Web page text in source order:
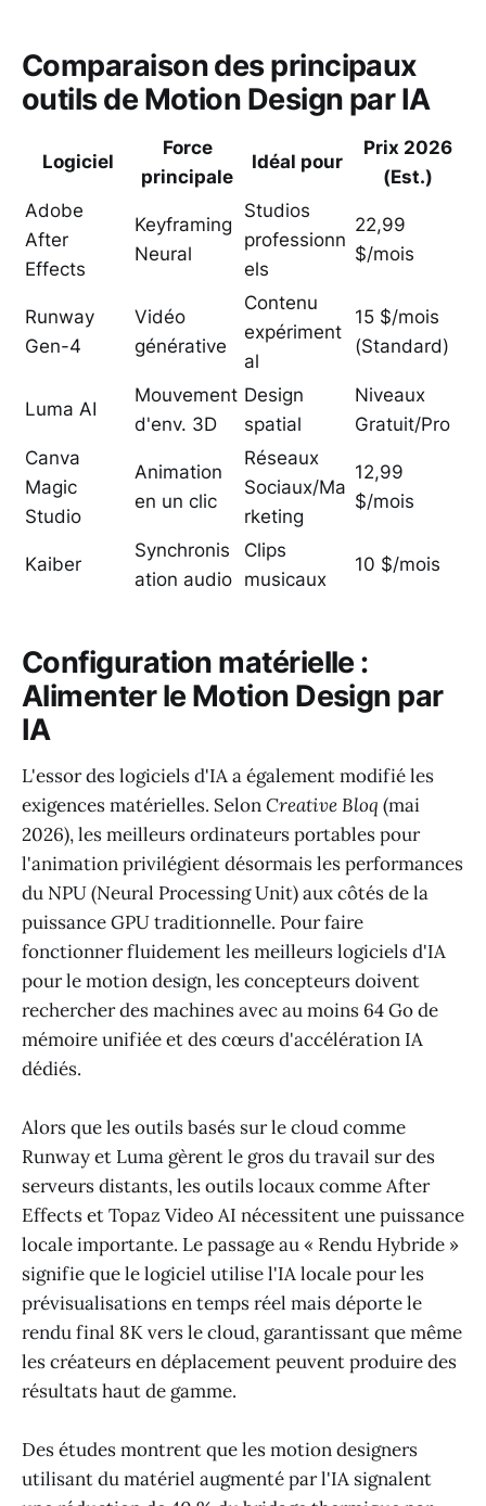
Comparaison des principaux
outils de Motion Design par IA
Logiciel
Force
principale
Idéal pour
Prix 2026
(Est.)
Adobe
After
Effects
Keyframing
Neural
Studios
professionn
els
22,99
$/mois
Runway
Gen-4
Vidéo
générative
Contenu
expériment
al
15 $/mois
(Standard)
Luma AI
Mouvement
d'env. 3D
Design
spatial
Niveaux
Gratuit/Pro
Canva
Magic
Studio
Animation
en un clic
Réseaux
Sociaux/Ma
rketing
12,99
$/mois
Kaiber
Synchronis
ation audio
Clips
musicaux
10 $/mois
Configuration matérielle :
Alimenter le Motion Design par
IA
L'essor des logiciels d'IA a également modifié les
exigences matérielles. SelonCreative Bloq (mai
2026), les meilleurs ordinateurs portables pour
l'animation privilégient désormais les performances
du NPU (Neural Processing Unit) aux côtés de la
puissance GPU traditionnelle. Pour faire
fonctionner fluidement les meilleurs logiciels d'IA
pour le motion design, les concepteurs doivent
rechercher des machines avec au moins 64 Go de
mémoire unifiée et des cœurs d'accélération IA
dédiés.
Alors que les outils basés sur le cloud comme
Runway et Luma gèrent le gros du travail sur des
serveurs distants, les outils locaux comme After
Effects et Topaz Video AI nécessitent une puissance
locale importante. Le passage au « Rendu Hybride »
signifie que le logiciel utilise l'IA locale pour les
prévisualisations en temps réel mais déporte le
rendu final 8K vers le cloud, garantissant que même
les créateurs en déplacement peuvent produire des
résultats haut de gamme.
Des études montrent que les motion designers
utilisant du matériel augmenté par l'IA signalent